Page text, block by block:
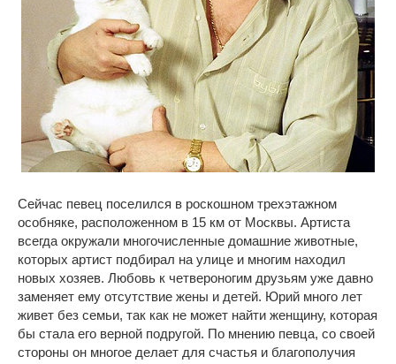
Сейчас певец поселился в роскошном трехэтажном
особняке, расположенном в 15 км от Москвы. Артиста
всегда окружали многочисленные домашние животные,
которых артист подбирал на улице и многим находил
новых хозяев. Любовь к четвероногим друзьям уже давно
заменяет ему отсутствие жены и детей. Юрий много лет
живет без семьи, так как не может найти женщину, которая
бы стала его верной подругой. По мнению певца, со своей
стороны он многое делает для счастья и благополучия